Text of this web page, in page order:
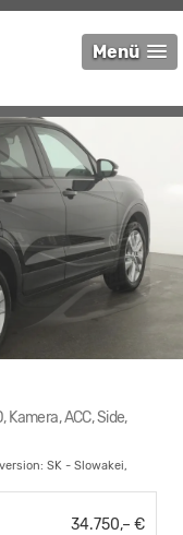
Menü
Kamera, ACC, Side,
SK - Slowakei,
34.750,– €